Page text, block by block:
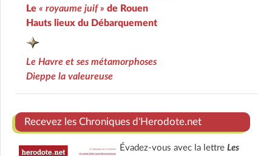
Le « royaume juif » de Rouen
Hauts lieux du Débarquement
Le Havre et ses métamorphoses
Dieppe la valeureuse
Recevez les Chroniques d'Herodote.net
Évadez-vous avec la lettre Les